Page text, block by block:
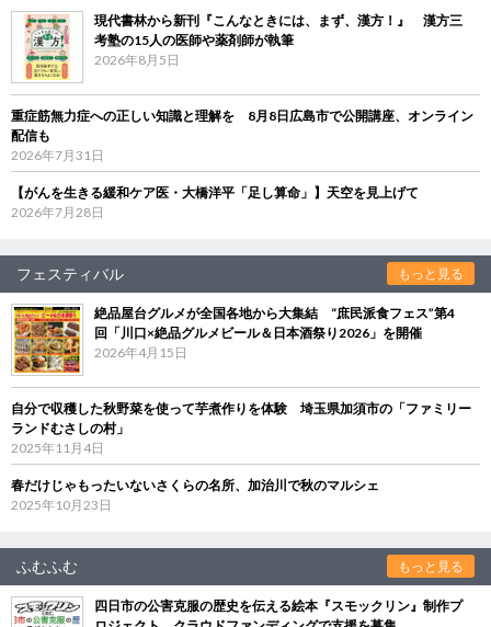
現代書林から新刊『こんなときには、まず、漢方！』 漢方三
考塾の15人の医師や薬剤師が執筆
2026年8月5日
重症筋無力症への正しい知識と理解を 8月8日広島市で公開講座、オンライン
配信も
2026年7月31日
【がんを生きる緩和ケア医・大橋洋平「足し算命」】天空を見上げて
2026年7月28日
フェスティバル もっと見る
絶品屋台グルメが全国各地から大集結 “庶民派食フェス”第4
回「川口×絶品グルメビール＆日本酒祭り2026」を開催
2026年4月15日
自分で収穫した秋野菜を使って芋煮作りを体験 埼玉県加須市の「ファミリー
ランドむさしの村」
2025年11月4日
春だけじゃもったいないさくらの名所、加治川で秋のマルシェ
2025年10月23日
ふむふむ もっと見る
四日市の公害克服の歴史を伝える絵本『スモックリン』制作プ